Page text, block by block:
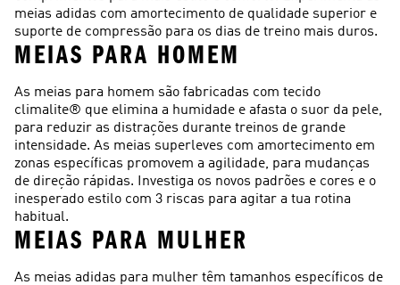
meias adidas com amortecimento de qualidade superior e
suporte de compressão para os dias de treino mais duros.
MEIAS PARA HOMEM
As meias para homem são fabricadas com tecido
climalite® que elimina a humidade e afasta o suor da pele,
para reduzir as distrações durante treinos de grande
intensidade. As meias superleves com amortecimento em
zonas específicas promovem a agilidade, para mudanças
de direção rápidas. Investiga os novos padrões e cores e o
inesperado estilo com 3 riscas para agitar a tua rotina
habitual.
MEIAS PARA MULHER
As meias adidas para mulher têm tamanhos específicos de